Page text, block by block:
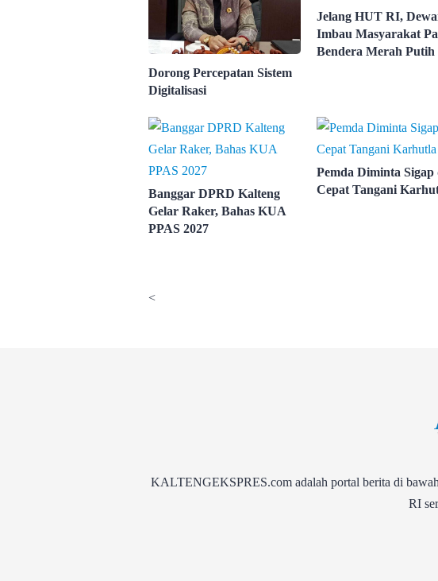
Dorong Percepatan Sistem
Digitalisasi
Jelang HUT RI,
Imbau Masyarakat
Bendera Merah Putih
Banggar DPRD Kalteng
Gelar Raker, Bahas KUA
PPAS 2027
Pemda Diminta Sigap
Cepat Tangani
<
KALTENGEKSPRES.com adalah portal berita di
RI